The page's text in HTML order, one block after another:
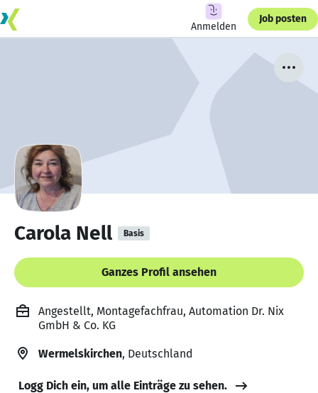
Anmelden
Job posten
Carola Nell Basis
Ganzes Profil ansehen
Angestellt, Montagefachfrau, Automation Dr. Nix
GmbH & Co. KG
Wermelskirchen, Deutschland
Logg Dich ein, um alle Einträge zu sehen.